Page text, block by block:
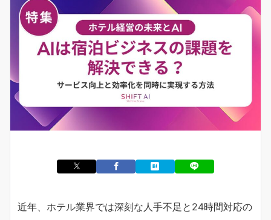
近年、ホテル業界では深刻な人手不足と24時間対応の